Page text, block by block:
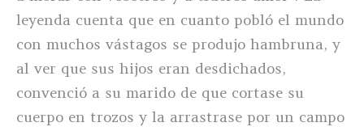
leyenda cuenta que en cuanto pobló el mundo
con muchos vástagos se produjo hambruna, y
al ver que sus hijos eran desdichados,
convenció a su marido de que cortase su
cuerpo en trozos y la arrastrase por un campo